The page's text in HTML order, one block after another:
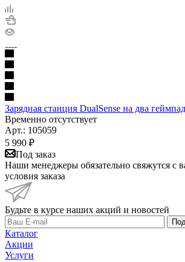
Зарядная станция DualSense на два
Временно отсутствует
Арт.: 105059
5 990 ₽
Под заказ
Наши менеджеры обязательно свяжутся с
условия заказа
Будьте в курсе наших акций и новостей
Каталог
Акции
Услуги